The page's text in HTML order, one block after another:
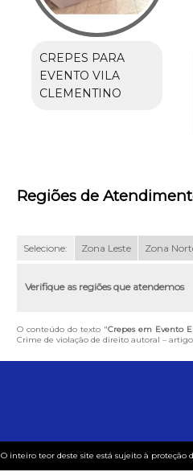
CREPES PARA
EVENTO VILA
CLEMENTINO
Regiões de
Selecione: Zona Leste Zona
Verifique as regiões que atendemos
O conteúdo do texto "Crepes em Evento
Crime de violação de direito autoral –
O inteiro teor deste site está sujeito à proteção